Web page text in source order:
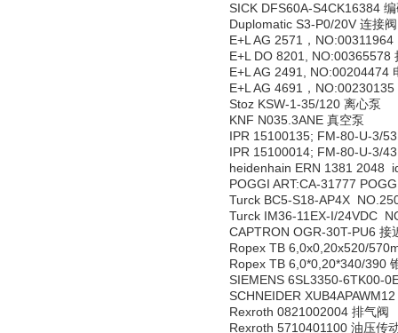
SICK DFS60A-S4CK16384
Duplomatic S3-P0/20V 连接阀
E+L AG 2571，NO:00311964
E+L DO 8201, NO:00365578
E+L AG 2491, NO:00204474
E+L AG 4691，
Stoz KSW-1-35/120 离心泵
KNF N035.3ANE 真空泵
IPR 15100135; FM-80-U-3/
IPR 15100014; FM-80-U-3/
heidenhain ERN 1381 2048
POGGI ART:CA-31777
Turck BC5-S18-AP4X
Turck IM36-11EX-I/24VDC
CAPTRON OGR-30T-PU6 接
Ropex TB 6,0x0,20x520/
Ropex TB 6,0*0,20*340/390
SIEMENS 6SL3350-6TK00-
SCHNEIDER
Rexroth 0821002004 排气阀
Rexroth 5710401100 油压传